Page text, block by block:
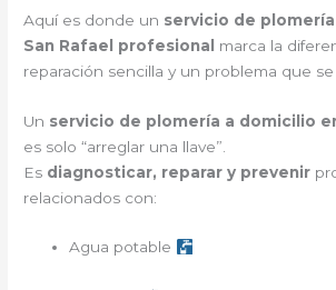
Aquí es donde un servicio de
San Rafael profesional
marca la
reparación sencilla y un problema que
Un servicio de plomería a domicilio
es solo “arreglar una llave”.
Es diagnosticar, reparar y prevenir
relacionados con:
Agua potable